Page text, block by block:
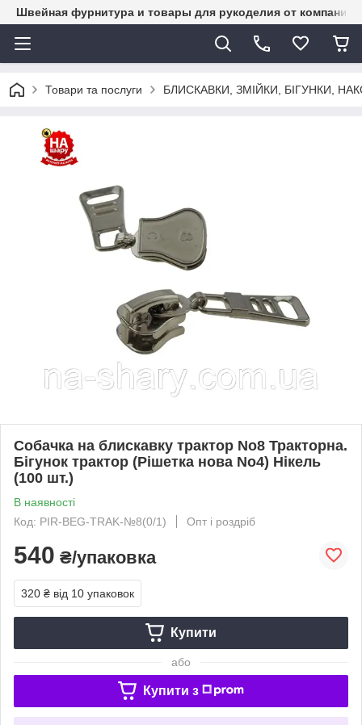
Швейная фурнитура и товары для рукоделия от
Товари та послуги БЛИСКАВКИ, ЗМІЙКИ, БІГУНКИ,
Собачка на блискавку трактор No8 Тракторна.
Бігунок трактор (Рішетка нова No4) Нікель
(100 шт.)
В наявності
Код: PIR-BEG-TRAK-№8(0/1)
Опт і роздріб
540 ₴/упаковка
320 ₴ від 10 упаковок
Купити
або
Купити з